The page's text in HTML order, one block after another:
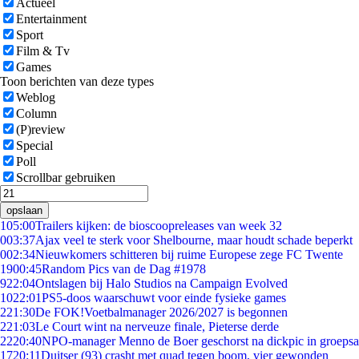
Actueel
Entertainment
Sport
Film & Tv
Games
Toon berichten van deze types
Weblog
Column
(P)review
Special
Poll
Scrollbar gebruiken
opslaan
105:00Trailers kijken: de bioscoopreleases van week 32
003:37Ajax veel te sterk voor Shelbourne, maar houdt schade beperkt
002:34Nieuwkomers schitteren bij ruime Europese zege FC Twente
1900:45Random Pics van de Dag #1978
922:04Ontslagen bij Halo Studios na Campaign Evolved
1022:01PS5-doos waarschuwt voor einde fysieke games
221:30De FOK!Voetbalmanager 2026/2027 is begonnen
221:03Le Court wint na nerveuze finale, Pieterse derde
2220:40NPO-manager Menno de Boer geschorst na dickpic in
1720:11Duitser (93) crasht met quad tegen boom, vier gewonden